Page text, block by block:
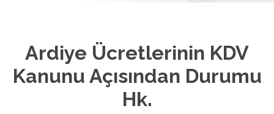
Ardiye Ücretlerinin KDV
Kanunu Açısından Durumu
Hk.